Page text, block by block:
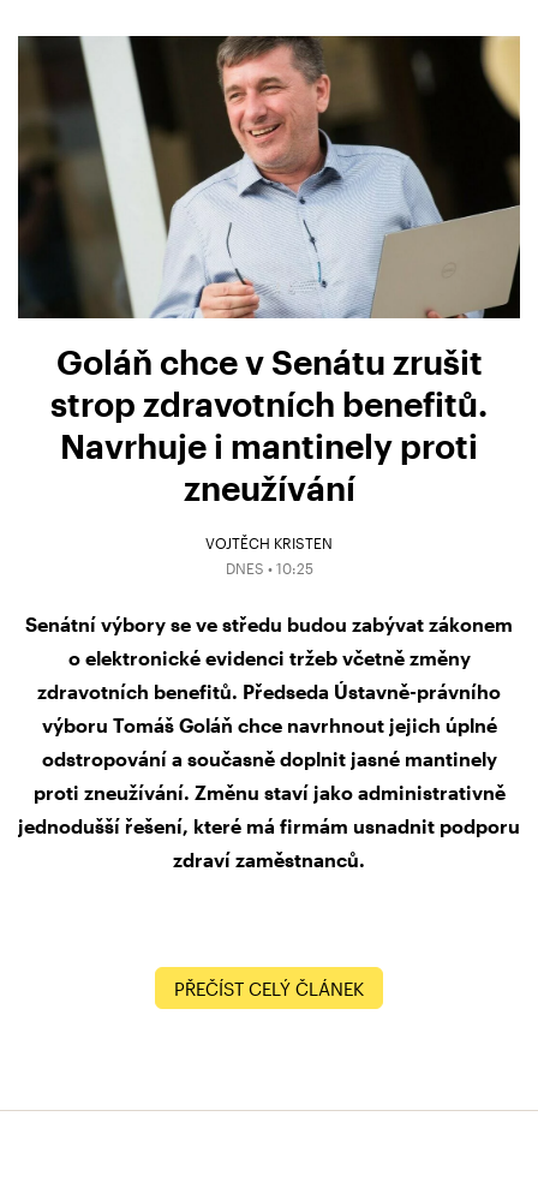
Goláň chce v Senátu zrušit
strop zdravotních benefitů.
Navrhuje i mantinely proti
zneužívání
VOJTĚCH KRISTEN
DNES • 10:25
Senátní výbory se ve středu budou zabývat zákonem
o elektronické evidenci tržeb včetně změny
zdravotních benefitů. Předseda Ústavně-právního
výboru Tomáš Goláň chce navrhnout jejich úplné
odstropování a současně doplnit jasné mantinely
proti zneužívání. Změnu staví jako administrativně
jednodušší řešení, které má firmám usnadnit podporu
zdraví zaměstnanců.
PŘEČÍST CELÝ ČLÁNEK